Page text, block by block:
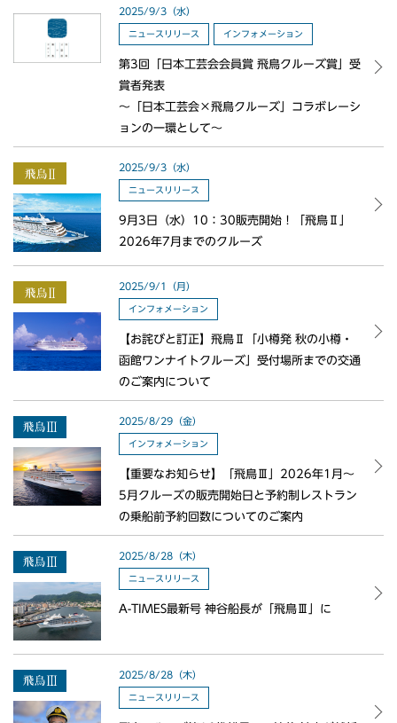
2025/9/3（水）
ニュースリリース インフォメーション
第3回「日本工芸会会員賞 飛鳥クルーズ賞」受
賞者発表
～「日本工芸会×飛鳥クルーズ」コラボレーシ
ョンの一環として～
2025/9/3（水）
ニュースリリース
9月3日（水）10：30販売開始！「飛鳥Ⅱ」
2026年7月までのクルーズ
2025/9/1（月）
インフォメーション
【お詫びと訂正】飛鳥Ⅱ「小樽発 秋の小樽・
函館ワンナイトクルーズ」受付場所までの交通
のご案内について
2025/8/29（金）
インフォメーション
【重要なお知らせ】「飛鳥Ⅲ」2026年1月～
5月クルーズの販売開始日と予約制レストラン
の乗船前予約回数についてのご案内
2025/8/28（木）
ニュースリリース
A-TIMES最新号 神谷船長が「飛鳥Ⅲ」に
2025/8/28（木）
ニュースリリース